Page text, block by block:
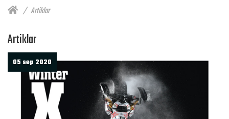
Artiklar
Artiklar
05 sep 2020